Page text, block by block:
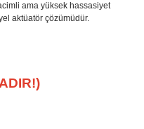
ama yüksek hassasiyet
aktüatör çözümüdür.